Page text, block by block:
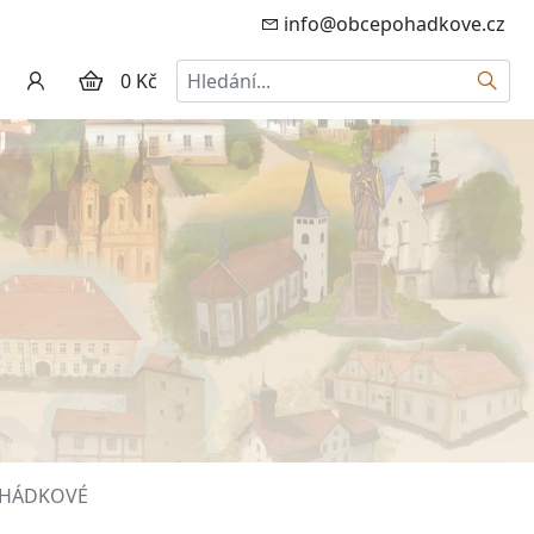
info@obcepohadkove.cz
0 Kč Hledat